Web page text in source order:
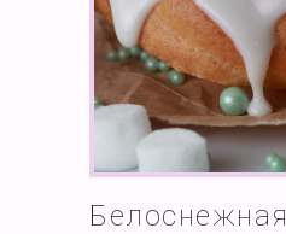
Белоснежная